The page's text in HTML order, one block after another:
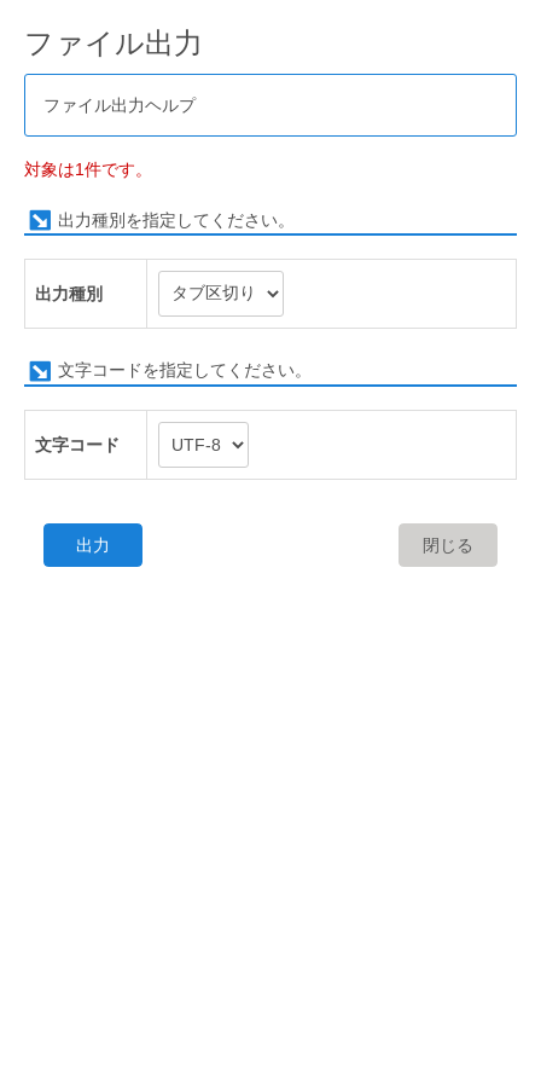
ファイル出力
ファイル出力ヘルプ
対象は1件です。
出力種別を指定してください。
出力種別
文字コードを指定してください。
文字コード